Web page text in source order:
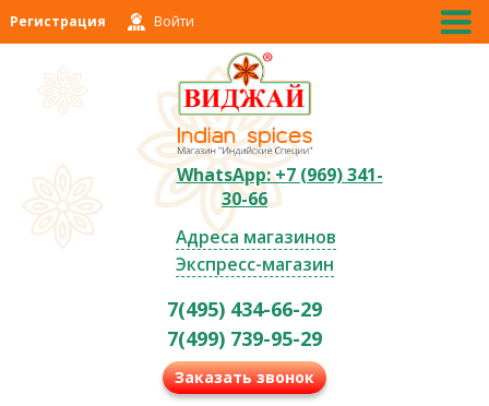
Регистрация Войти
WhatsApp: +7 (969) 341-
30-66
Адреса магазинов
Экспресс-магазин
7(495) 434-66-29
7(499) 739-95-29
Заказать звонок